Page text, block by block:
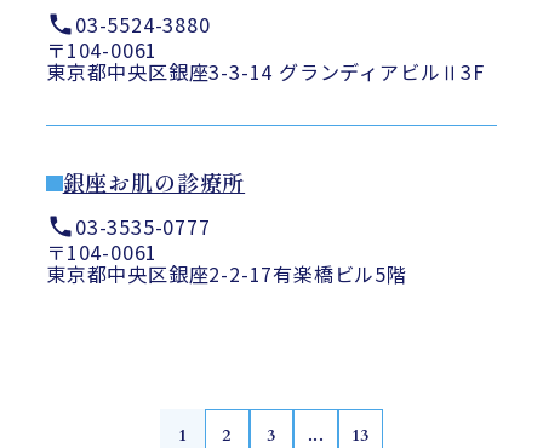
03-5524-3880
〒104-0061
東京都中央区銀座3-3-14 グランディアビルⅡ3F
銀座お肌の診療所
03-3535-0777
〒104-0061
東京都中央区銀座2-2-17有楽橋ビル5階
1 2 3 ... 13